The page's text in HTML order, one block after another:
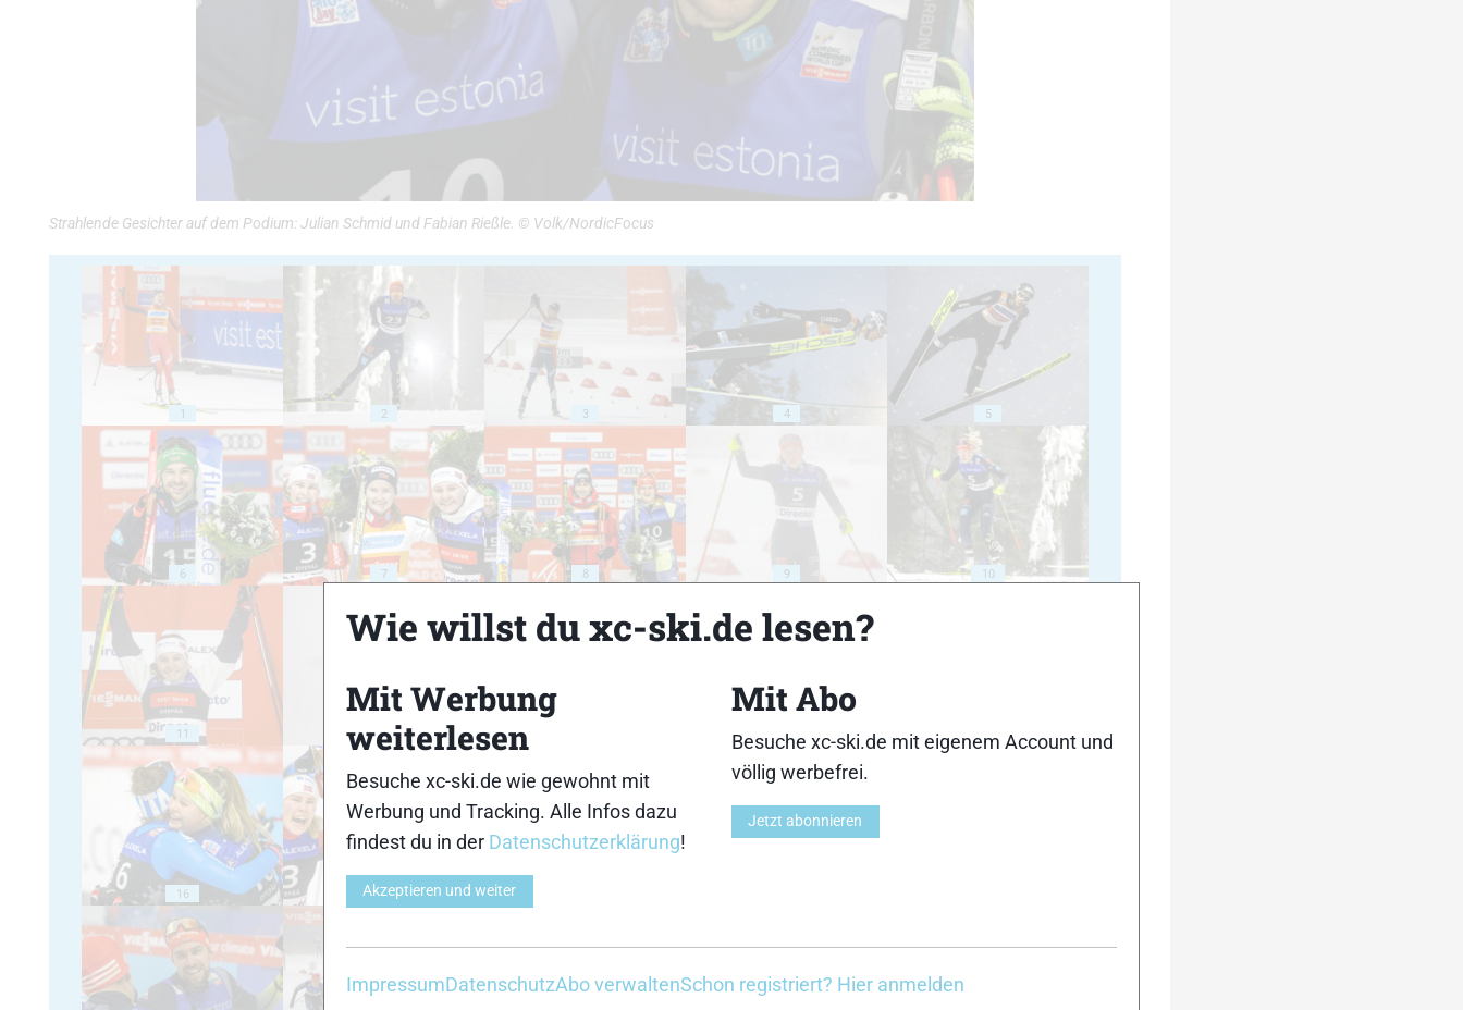
Strahlende Gesichter auf dem Podium: Julian Schmid und Fabian Rießle. © Volk/NordicFocus
1 2 3 4 5
6 7 8 9 10
11 12 14
16 17
Wie willst du xc-ski.de lesen?
Mit Werbung
weiterlesen
Besuche xc-ski.de wie gewohnt mit
Werbung und Tracking. Alle Infos dazu
findest du in der Datenschutzerklärung!
Akzeptieren und weiter
Mit Abo
Besuche xc-ski.de mit eigenem Account und
völlig werbefrei.
Jetzt abonnieren
ImpressumDatenschutzAbo verwaltenSchon registriert? Hier anmelden